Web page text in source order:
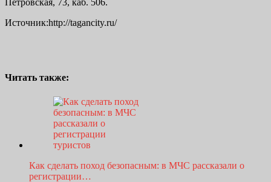
Петровская, 73, каб. 506.
Источник:http://tagancity.ru/
Читать также:
Как сделать поход безопасным: в МЧС рассказали о
регистрации…